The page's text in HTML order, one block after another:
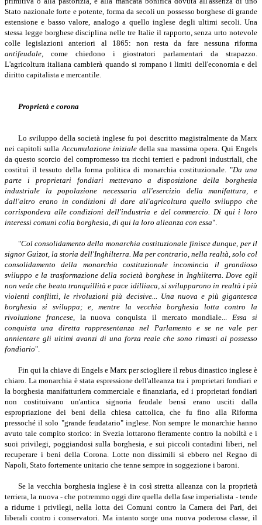
Stato nazionale forte e potente, forma da secoli un possesso borghese di grande
estensione e basso valore, analogo a quello inglese degli ultimi secoli. Una
stessa legge borghese disciplina nelle tre Italie il rapporto, senza urto notevole
colle legislazioni anteriori al 1865: non resta da fare nessuna riforma
antifeudale, come chiedono i giostratori parlamentari da strapazzo.
L'agricoltura italiana cambierà quando si rompano i limiti dell'economia e del
diritto capitalista e mercantile.
Proprietà e corona
Lo sviluppo della società inglese fu poi descritto magistralmente da Marx
nei capitoli sullaAccumulazione inizialedella sua massima opera. Qui Engels
da questo scorcio del compromesso tra ricchi terrieri e padroni industriali, che
costituì il tessuto della forma politica di monarchia costituzionale. "Da una
parte i proprietari fondiari mettevano a disposizione della borghesia
industriale la popolazione necessaria all'esercizio della manifattura, e
dall'altro erano in condizioni di dare all'agricoltura quello sviluppo che
corrispondeva alle condizioni dell'industria e del commercio. Di qui i loro
interessi comuni colla borghesia, di qui la loro alleanza con essa".
"Col consolidamento della monarchia costituzionale finisce dunque, per il
signor Guizot, la storia dell'Inghilterra. Ma per contrario, nella realtà, solo col
consolidamento della monarchia costituzionale incomincia il grandioso
sviluppo e la trasformazione della società borghese in Inghilterra. Dove egli
non vede che beata tranquillità e pace idilliaca, si svilupparono in realtà i più
violenti conflitti, le rivoluzioni più decisive... Una nuova e più gigantesca
borghesia si sviluppa; e, mentre la vecchia borghesia lotta contro la
rivoluzione francese,la nuova conquista il mercato mondiale... Essa si
conquista una diretta rappresentanza nel Parlamento e se ne vale per
annientare gli ultimi avanzi di una forza reale che sono rimasti al possesso
fondiario".
Fin qui la chiave di Engels e Marx per sciogliere il rebus dinastico inglese è
chiaro. La monarchia è stata espressione dell'alleanza tra i proprietari fondiari e
la borghesia manifatturiera commerciale e finanziaria, ed i proprietari fondiari
non costituivano un'antica signoria feudale bensì erano usciti dalla
espropriazione dei beni della chiesa cattolica, che fu fino alla Riforma
pressoché il solo "grande feudatario" inglese. Non sempre le monarchie hanno
avuto tale compito storico: in Svezia lottarono fieramente contro la nobiltà e i
suoi privilegi, poggiandosi sulla borghesia, e sui piccoli contadini liberi, nel
recuperare i beni della Corona. Lotte non dissimili si ebbero nel Regno di
Napoli, Stato fortemente unitario che tenne sempre in soggezione i baroni.
Se la vecchia borghesia inglese è in così stretta alleanza con la proprietà
terriera, la nuova - che potremmo oggi dire quella della fase imperialista - tende
a ridurne i privilegi, nella lotta dei Comuni contro la Camera dei Pari, dei
liberali contro i conservatori. Ma intanto sorge una nuova poderosa classe, il